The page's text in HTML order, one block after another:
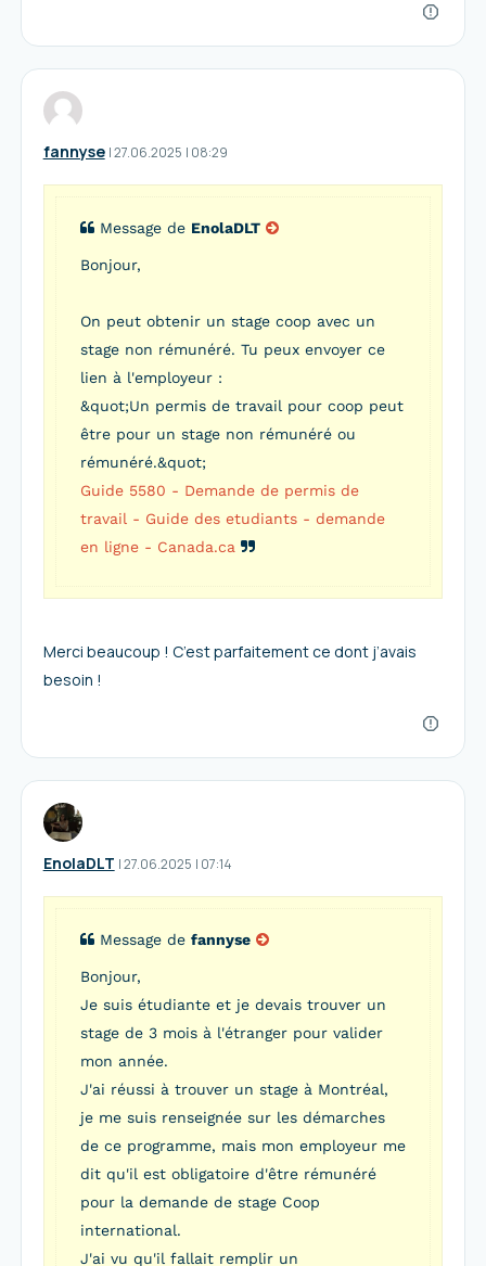
fannyse I27.06.2025 | 08:29
Message de EnolaDLT
Bonjour,
On peut obtenir un stage coop avec un
stage non rémunéré. Tu peux envoyer ce
lien à l'employeur :
&quot;Un permis de travail pour coop peut
être pour un stage non rémunéré ou
rémunéré.&quot;
Guide 5580 - Demande de permis de
travail - Guide des etudiants - demande
en ligne - Canada.ca
Merci beaucoup ! C’est parfaitement ce dont j’avais
besoin !
EnolaDLT I27.06.2025 | 07:14
Message de fannyse
Bonjour,
Je suis étudiante et je devais trouver un
stage de 3 mois à l'étranger pour valider
mon année.
J'ai réussi à trouver un stage à Montréal,
je me suis renseignée sur les démarches
de ce programme, mais mon employeur me
dit qu'il est obligatoire d'être rémunéré
pour la demande de stage Coop
international.
J'ai vu qu'il fallait remplir un